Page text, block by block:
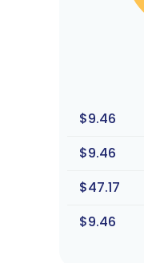
$9.46
$9.46
$47.17
$9.46